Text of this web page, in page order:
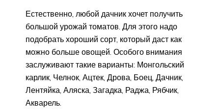
Естественно, любой дачник хочет получить
большой урожай томатов. Для этого надо
подобрать хороший сорт, который даст как
можно больше овощей. Особого внимания
заслуживают такие варианты: Монгольский
карлик, Челнок, Ацтек, Дрова, Боец, Дачник,
Лентяйка, Аляска, Загадка, Раджа, Рябчик,
Акварель.